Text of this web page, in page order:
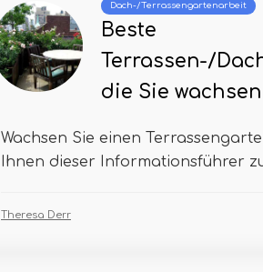
Dach-/Terrassengartenarbeit
Beste
Terrassen-/
die Sie
Wachsen Sie einen
Ihnen dieser Informationsführer
Theresa Derr